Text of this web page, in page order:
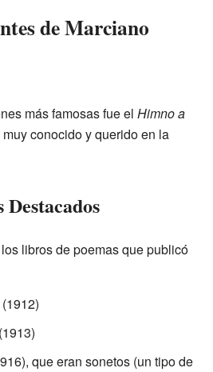
de Marciano
más famosas fue el Himno a
conocido y querido en la
libros de poemas que publicó
(1912)
(1913)
que eran sonetos (un tipo de